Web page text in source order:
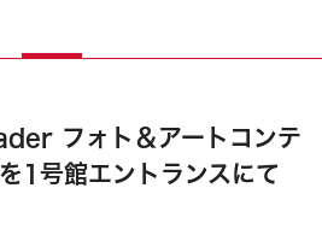
フォト＆アートコンテ
1号館エントランスにて